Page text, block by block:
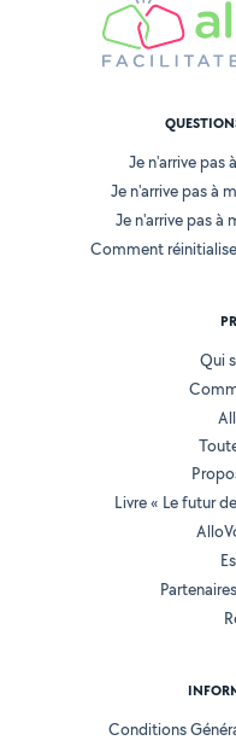
Je n'arrive pas
Je n'arrive pas à
Je n'arrive pas à
Comment
Qui
Livre « Le futur
Conditions